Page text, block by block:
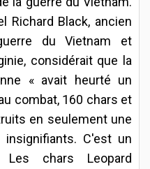
Richard Black, ancien
du Vietnam et
considérait que la
« avait heurté un
combat, 160 chars et
en seulement une
C'est un
chars Leopard